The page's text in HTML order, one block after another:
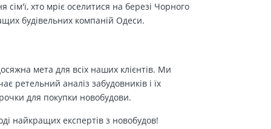
хто мріє оселитися на березі Чорного
будівельних компаній Одеси.
мета для всіх наших клієнтів. Ми
ретельний аналіз забудовників і їх
для покупки новобудови.
найкращих експертів з новобудов!